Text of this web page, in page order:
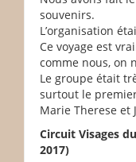
souvenirs.
L’organisation
Ce voyage est
comme nous, on
Le groupe était
surtout le
Marie Therese et
Circuit Visages
2017)